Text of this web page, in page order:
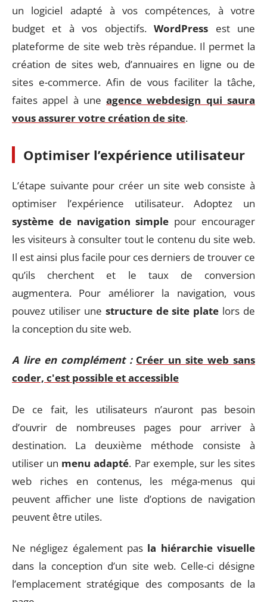
un logiciel adapté à vos compétences, à votre
budget et à vos objectifs.WordPress est une
plateforme de site web très répandue. Il permet la
création de sites web, d’annuaires en ligne ou de
sites e-commerce. Afin de vous faciliter la tâche,
faites appel à uneagence webdesign qui saura
vous assurer votre création de site.
Optimiser l’expérience utilisateur
L’étape suivante pour créer un site web consiste à
optimiser l’expérience utilisateur. Adoptez un
système de navigation simple pour encourager
les visiteurs à consulter tout le contenu du site web.
Il est ainsi plus facile pour ces derniers de trouver ce
qu’ils cherchent et le taux de conversion
augmentera. Pour améliorer la navigation, vous
pouvez utiliser une structure de site plate lors de
la conception du site web.
A lire en complément : Créer un site web sans
coder, c'est possible et accessible
De ce fait, les utilisateurs n’auront pas besoin
d’ouvrir de nombreuses pages pour arriver à
destination. La deuxième méthode consiste à
utiliser un menu adapté. Par exemple, sur les sites
web riches en contenus, les méga-menus qui
peuvent afficher une liste d’options de navigation
peuvent être utiles.
Ne négligez également pas la hiérarchie visuelle
dans la conception d’un site web. Celle-ci désigne
l’emplacement stratégique des composants de la